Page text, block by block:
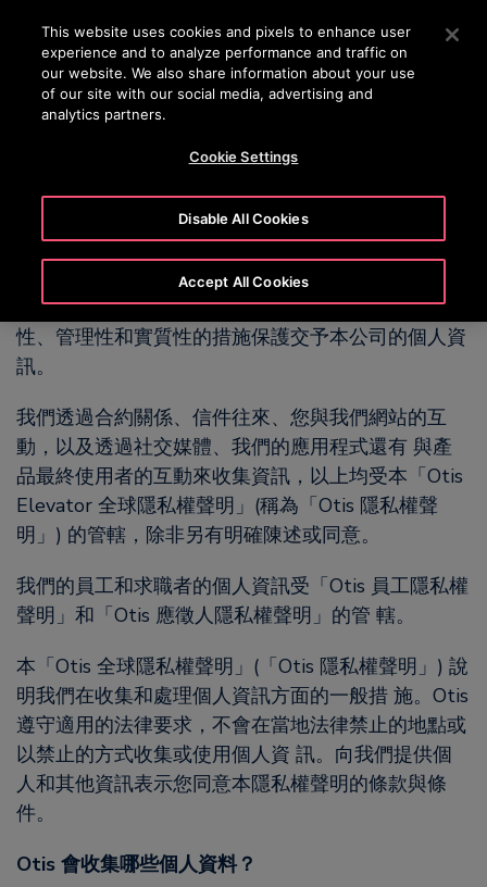
Press Enter to skip to Main Content
SEARCH
Otis Worldwide Corporation 及其子公司和關係企業
(以下合稱「Otis」) 尊重您的隱私權。我們 採取技術
性、管理性和實質性的措施保護交予本公司的個人資
訊。
我們透過合約關係、信件往來、您與我們網站的互
動，以及透過社交媒體、我們的應用程式還有 與產
品最終使用者的互動來收集資訊，以上均受本「Otis
Elevator 全球隱私權聲明」(稱為「Otis 隱私權聲
明」) 的管轄，除非另有明確陳述或同意。
我們的員工和求職者的個人資訊受「Otis 員工隱私權
聲明」和「Otis 應徵人隱私權聲明」的管 轄。
本「Otis 全球隱私權聲明」(「Otis 隱私權聲明」) 說
明我們在收集和處理個人資訊方面的一般措 施。Otis
遵守適用的法律要求，不會在當地法律禁止的地點或
以禁止的方式收集或使用個人資 訊。向我們提供個
人和其他資訊表示您同意本隱私權聲明的條款與條
件。
Otis 會收集哪些個人資料？
This website uses cookies and pixels to enhance user
experience and to analyze performance and traffic on
our website. We also share information about your use
of our site with our social media, advertising and
analytics partners.
Cookie Settings
Disable All Cookies
Accept All Cookies